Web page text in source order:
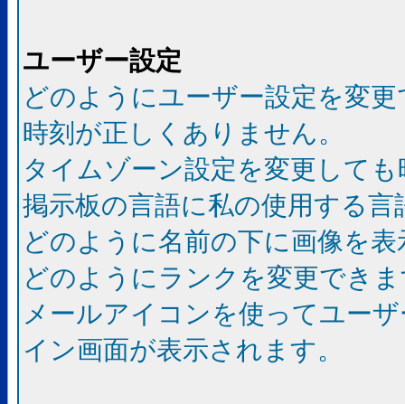
ユーザー設定
どのようにユーザー設定を変
時刻が正しくありません。
タイムゾーン設定を変更して
掲示板の言語に私の使用する
どのように名前の下に画像を
どのようにランクを変更でき
メールアイコンを使ってユー
イン画面が表示されます。